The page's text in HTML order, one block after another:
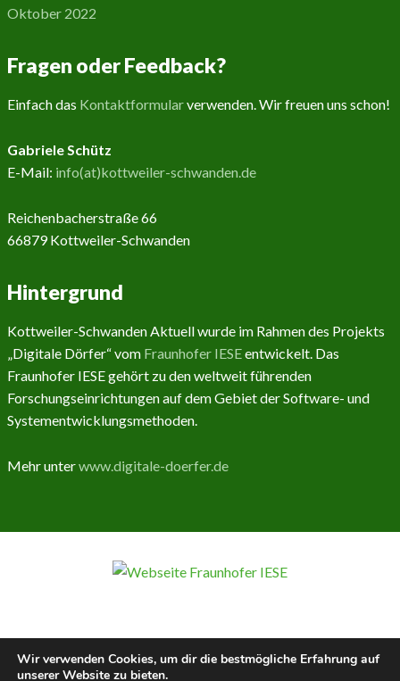
Oktober 2022
Fragen oder Feedback?
Einfach das Kontaktformularverwenden. Wir freuen uns schon!
Gabriele Schütz
E-Mail: info(at)kottweiler-schwanden.de
Reichenbacherstraße 66
66879 Kottweiler-Schwanden
Hintergrund
Kottweiler-Schwanden Aktuell wurde im Rahmen des Projekts
„Digitale Dörfer“ vom Fraunhofer IESEentwickelt. Das
Fraunhofer IESE gehört zu den weltweit führenden
Forschungseinrichtungen auf dem Gebiet der Software- und
Systementwicklungsmethoden.
Mehr unterwww.digitale-doerfer.de
Wir verwenden Cookies, um dir die bestmögliche Erfahrung auf
unserer Website zu bieten.